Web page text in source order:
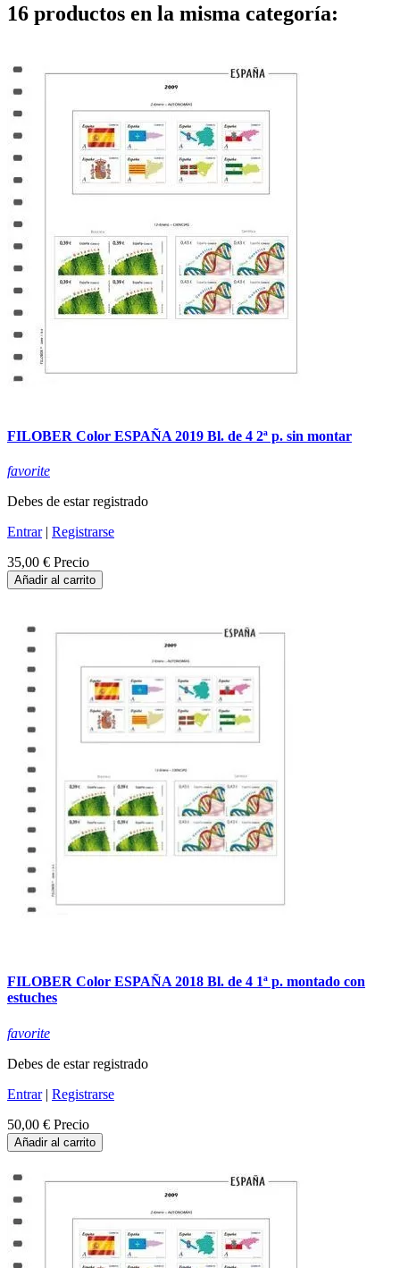
16 productos en la misma categoría:
FILOBER Color ESPAÑA 2019 Bl. de 4 2ª p. sin montar
favorite
Debes de estar registrado
Entrar| Registrarse
35,00 € Precio
Añadir al carrito
FILOBER Color ESPAÑA 2018 Bl. de 4 1ª p. montado con
estuches
favorite
Debes de estar registrado
Entrar| Registrarse
50,00 € Precio
Añadir al carrito